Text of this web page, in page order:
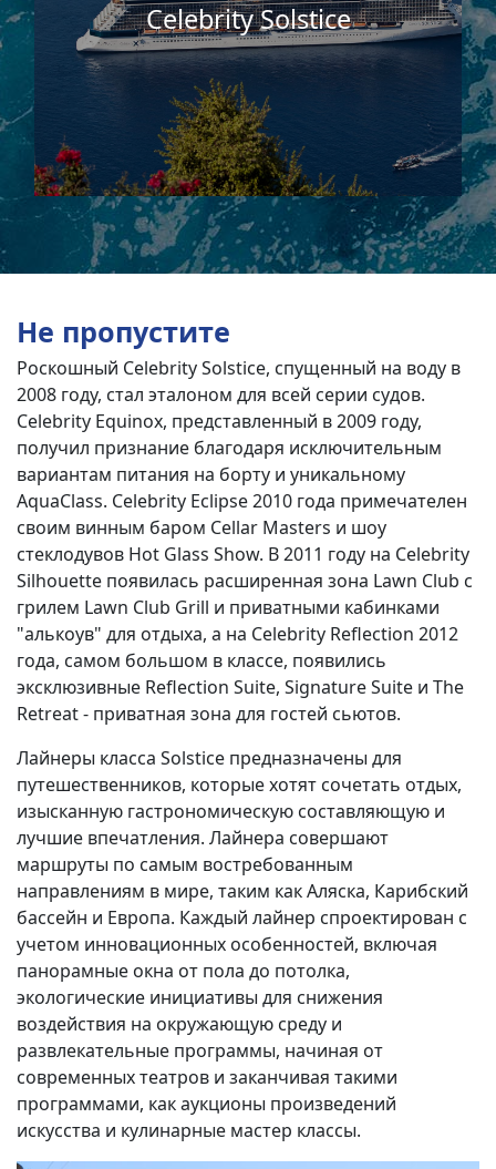
Celebrity Solstice
Не пропустите
Роскошный Celebrity Solstice, спущенный на воду в
2008 году, стал эталоном для всей серии судов.
Celebrity Equinox, представленный в 2009 году,
получил признание благодаря исключительным
вариантам питания на борту и уникальному
AquaClass. Celebrity Eclipse 2010 года примечателен
своим винным баром Cellar Masters и шоу
стеклодувов Hot Glass Show. В 2011 году на Celebrity
Silhouette появилась расширенная зона Lawn Club с
грилем Lawn Club Grill и приватными кабинками
"алькоув" для отдыха, а на Celebrity Reflection 2012
года, самом большом в классе, появились
эксклюзивные Reflection Suite, Signature Suite и The
Retreat - приватная зона для гостей сьютов.
Лайнеры класса Solstice предназначены для
путешественников, которые хотят сочетать отдых,
изысканную гастрономическую составляющую и
лучшие впечатления. Лайнера совершают
маршруты по самым востребованным
направлениям в мире, таким как Аляска, Карибский
бассейн и Европа. Каждый лайнер спроектирован с
учетом инновационных особенностей, включая
панорамные окна от пола до потолка,
экологические инициативы для снижения
воздействия на окружающую среду и
развлекательные программы, начиная от
современных театров и заканчивая такими
программами, как аукционы произведений
искусства и кулинарные мастер классы.